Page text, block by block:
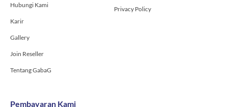
Hubungi Kami
Karir
Gallery
Join Reseller
Tentang GabaG
Privacy Policy
Pembayaran Kami